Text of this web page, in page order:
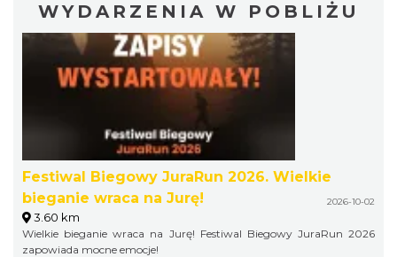
WYDARZENIA W POBLIŻU
Festiwal Biegowy JuraRun 2026. Wielkie
bieganie wraca na Jurę!
2026-10-02
3.60 km
Wielkie bieganie wraca na Jurę! Festiwal Biegowy JuraRun 2026
zapowiada mocne emocje!